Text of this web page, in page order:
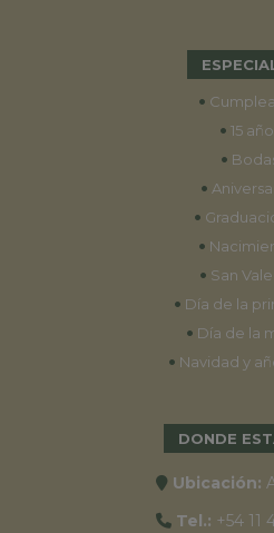
•
• 15
•
•
•
•
• San
• Día de la
• Día de la
• Navidad y
DONDE
Ubicación:
Tel.: +54 11